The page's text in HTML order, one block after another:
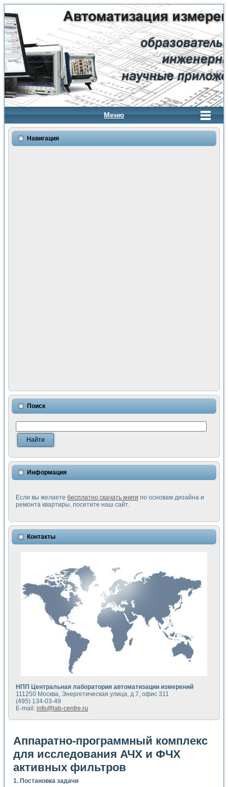
Меню
Навигация
Поиск
Информация
Если вы желаете бесплатно скачать книги по основам дизайна и
ремонта квартиры, посетите наш сайт.
Контакты
НПП Центральная лаборатория автоматизации измерений
111250 Москва, Энергетическая улица, д.7, офис 311
(495) 134-03-49
E-mail: info@lab-centre.ru
Аппаратно-программный комплекс
для исследования АЧХ и ФЧХ
активных фильтров
1. Постановка задачи